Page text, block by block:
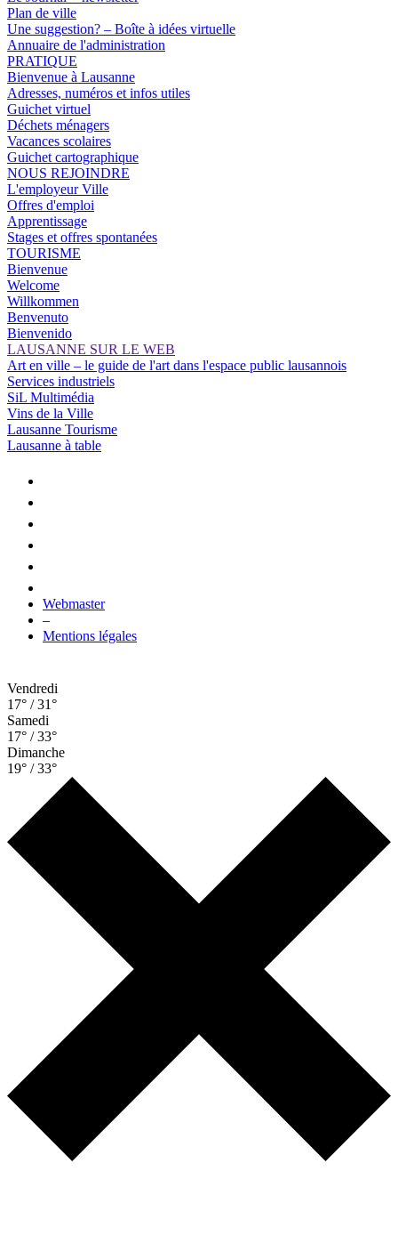
Plan de ville
Une suggestion? – Boîte à idées virtuelle
Annuaire de l'administration
PRATIQUE
Bienvenue à Lausanne
Adresses, numéros et infos utiles
Guichet virtuel
Déchets ménagers
Vacances scolaires
Guichet cartographique
NOUS REJOINDRE
L'employeur Ville
Offres d'emploi
Apprentissage
Stages et offres spontanées
TOURISME
Bienvenue
Welcome
Willkommen
Benvenuto
Bienvenido
LAUSANNE SUR LE WEB
Art en ville – le guide de l'art dans l'espace public lausannois
Services industriels
SiL Multimédia
Vins de la Ville
Lausanne Tourisme
Lausanne à table
Webmaster
–
Mentions légales
Vendredi
17° / 31°
Samedi
17° / 33°
Dimanche
19° / 33°